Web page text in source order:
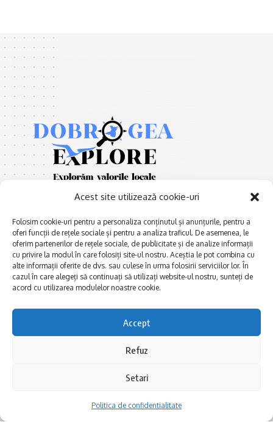
Acest site utilizează cookie-uri
Folosim cookie-uri pentru a personaliza conținutul și anunțurile, pentru a
oferi funcții de rețele sociale și pentru a analiza traficul. De asemenea, le
oferim partenerilor de rețele sociale, de publicitate și de analize informații
cu privire la modul în care folosiți site-ul nostru. Aceștia le pot combina cu
alte informații oferite de dvs. sau culese în urma folosirii serviciilor lor. În
cazul în care alegeți să continuați să utilizați website-ul nostru, sunteți de
acord cu utilizarea modulelor noastre cookie.
Accept
Refuz
Setari
Politica de confidentialitate
E xplorăm Dobrogea,
Explorăm valorile locale:
Deltă, Litoral, cele mai mari
lacuri, cele mai vechi orașe,
multe etnii, CELE MAI
Afaceri și meșteșuguri
Actualitate
La Drum cu Ada